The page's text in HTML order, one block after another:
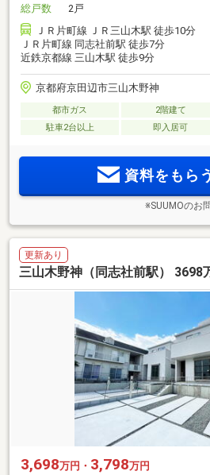
総戸数
2戸
ＪＲ片町線 ＪＲ三山木駅 徒歩10分
ＪＲ片町線 同志社前駅 徒歩7分
近鉄京都線 三山木駅 徒歩9分
京都府京田辺市三山木野神
都市ガス 2階建て
駐車2台以上
即入居可
資料をもら
※SUUMOのお
更新あり
三山木野神（同志社前駅） 3698
3,698万円・ 3,798万円